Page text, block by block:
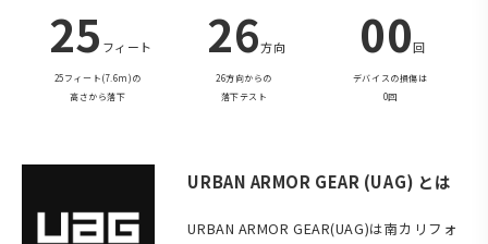
25 フィート
25フィート(7.6m)の
高さから落下
26方向
26方向からの
落下テスト
00回
デバイスの損傷は
0回
URBAN ARMOR GEAR (UAG) とは
URBAN ARMOR GEAR(UAG)は南カリフォ